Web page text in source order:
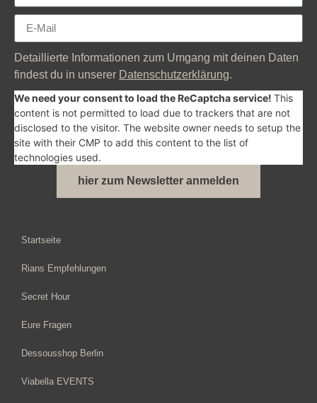
Detaillierte Informationen zum Umgang mit deinen Daten
findest du in unserer Datenschutzerklärung.
We need your consent to load the ReCaptcha service! This
content is not permitted to load due to trackers that are not
disclosed to the visitor. The website owner needs to setup the
site with their CMP to add this content to the list of
technologies used.
hier zum Newsletter anmelden
Startseite
Rians Empfehlungen
Secret Hour
Eure Fragen
Dessousshop Berlin
Viabella EVENTS